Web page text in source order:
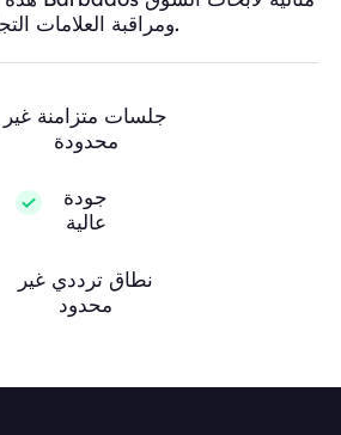
ومراقبة العلامات التجارية.
جلسات متزامنة غير
محدودة
جودة
عالية
نطاق ترددي غير
محدود